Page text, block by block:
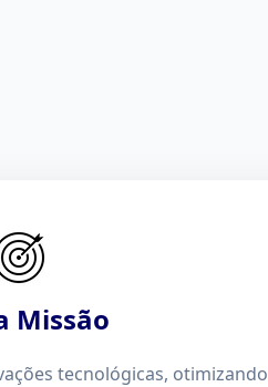
Missão
tecnológicas, otimizando